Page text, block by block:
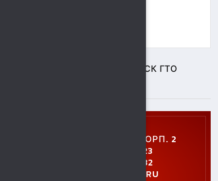
ЦЕНТР ТЕСТИРОВАНИЯ ВФСК ГТО
УЛ. УШИНСКОГО, 5, КОРП. 2
+7 (4742) 48-27-23
+7 (4742) 28-40-32
GTO.SOKOL@MAIL.RU